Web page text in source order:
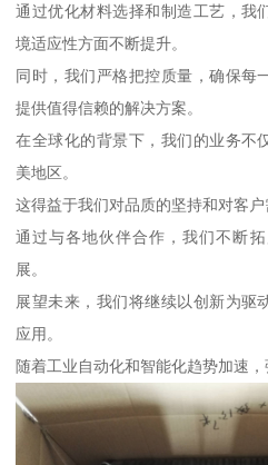
通过优化材料选择和制造工艺，我
境适应性方面不断提升。
同时，我们严格把控质量，确保每
提供值得信赖的解决方案。
在全球化的背景下，我们的业务不
美地区。
这得益于我们对品质的坚持和对客户
通过与各地伙伴合作，我们不断
展。
展望未来，我们将继续以创新为驱
应用。
随着工业自动化和智能化趋势加速